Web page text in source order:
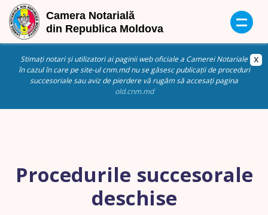
Stimați notari și utilizatori ai paginii web oficiale a Camerei Notariale
în cazul în care pe site-ul cnm.md nu se găsesc publicații de proceduri
succesoriale sau aviz de pierdere vă rugăm să accesați pagina
old.cnm.md
Procedurile succesorale
deschise